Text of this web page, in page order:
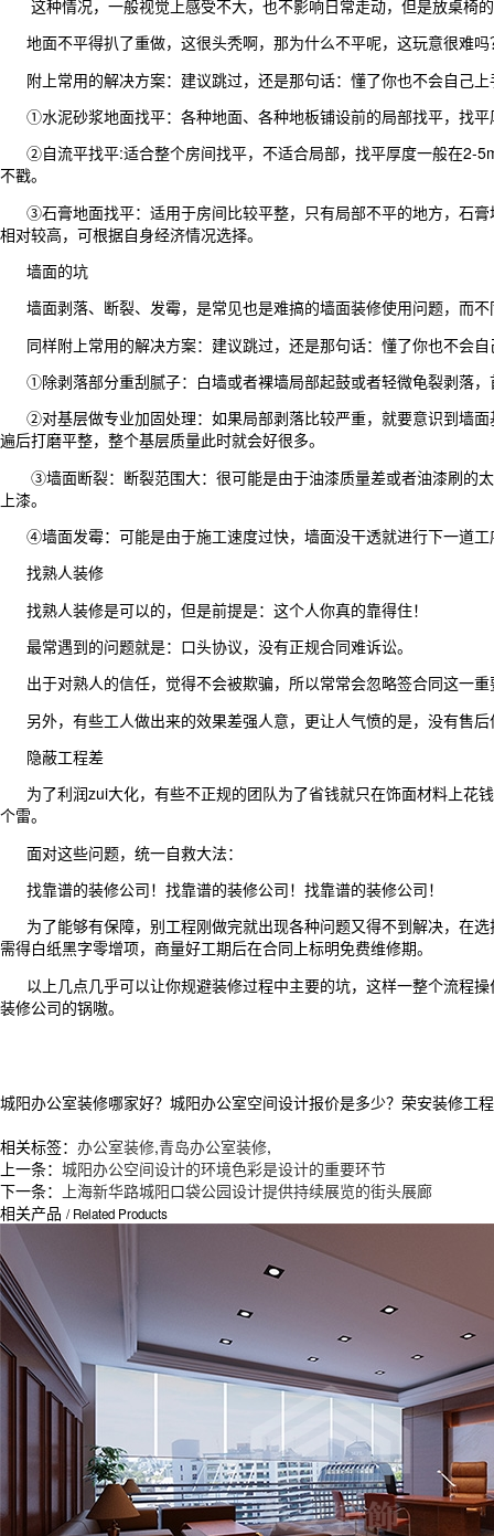
这种情况，一般视觉上感受不大，也不影响日常走动，但是放桌椅
地面不平得扒了重做，这很头秃啊，那为什么不平呢，这玩意很难
附上常用的解决方案：建议跳过，还是那句话：懂了你也不会自己上
①水泥砂浆地面找平：各种地面、各种地板铺设前的局部找平，找平
②自流平找平:适合整个房间找平，不适合局部，找平厚度一般在2-
不戳。
③石膏地面找平：适用于房间比较平整，只有局部不平的地方，石膏
相对较高，可根据自身经济情况选择。
墙面的坑
墙面剥落、断裂、发霉，是常见也是难搞的墙面装修使用问题，而
同样附上常用的解决方案：建议跳过，还是那句话：懂了你也不会
①除剥落部分重刮腻子：白墙或者裸墙局部起鼓或者轻微龟裂剥落，
②对基层做专业加固处理：如果局部剥落比较严重，就要意识到墙面
遍后打磨平整，整个基层质量此时就会好很多。
③墙面断裂：断裂范围大：很可能是由于油漆质量差或者油漆刷的太
上漆。
④墙面发霉：可能是由于施工速度过快，墙面没干透就进行下一道工
找熟人装修
找熟人装修是可以的，但是前提是：这个人你真的靠得住！
最常遇到的问题就是：口头协议，没有正规合同难诉讼。
出于对熟人的信任，觉得不会被欺骗，所以常常会忽略签合同这一
另外，有些工人做出来的效果差强人意，更让人气愤的是，没有售
隐蔽工程差
为了利润zui大化，有些不正规的团队为了省钱就只在饰面材料上花
个雷。
面对这些问题，统一自救大法：
找靠谱的装修公司！找靠谱的装修公司！找靠谱的装修公司！
为了能够有保障，别工程刚做完就出现各种问题又得不到解决，在
需得白纸黑字零增项，商量好工期后在合同上标明免费维修期。
以上几点几乎可以让你规避装修过程中主要的坑，这样一整个流程
装修公司的锅嗷。
城阳办公室装修哪家好？城阳办公室空间设计报价是多少？荣安装修
相关标签： 办公室装修,青岛办公室装修,
上一条： 城阳办公空间设计的环境色彩是设计的重要环节
下一条：
上海新华路城阳口袋公园设计提供持续展览的街头展廊
相关产品 / Related Products